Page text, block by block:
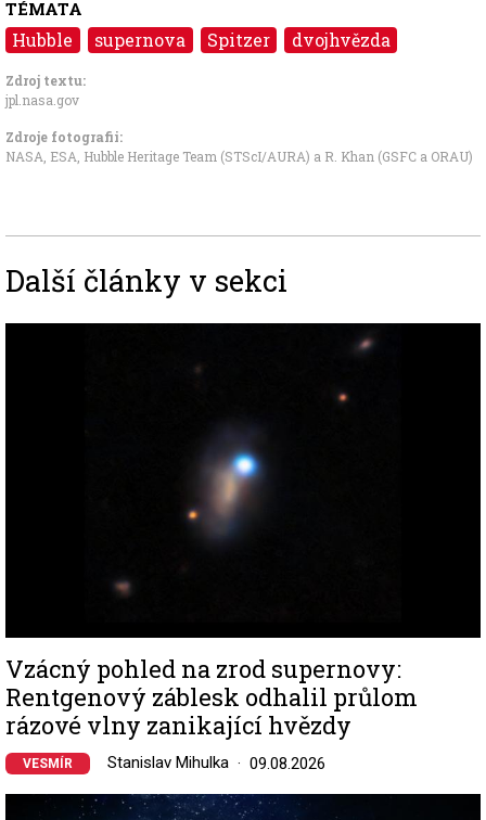
TÉMATA
Hubble supernova Spitzer dvojhvězda
Zdroj textu:
jpl.nasa.gov
Zdroje fotografii:
NASA, ESA, Hubble Heritage Team (STScI/AURA) a R. Khan (GSFC a ORAU)
Další články v sekci
Vzácný pohled na zrod supernovy:
Rentgenový záblesk odhalil průlom
rázové vlny zanikající hvězdy
VESMÍR Stanislav Mihulka 09.08.2026
Image